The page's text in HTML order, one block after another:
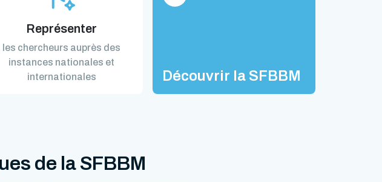
Représenter
les chercheurs auprès des
instances nationales et
internationales
Découvrir la SFBBM
de la SFBBM